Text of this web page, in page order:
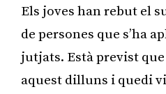
Els joves han rebut el
de persones que s’ha
jutjats. Està previst
aquest dilluns i quedi